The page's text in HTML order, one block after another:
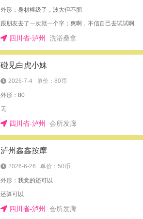
外形：身材棒级了，波大但不肥
跟朋友去了一次就一个字；爽啊，不信自己去试试啊
四川省-泸州 洗浴桑拿
碰见白虎小妹
2026-7-4 单价：80币
外形：80
无
四川省-泸州 会所发廊
泸州鑫鑫按摩
2026-6-26 单价：50币
外形：我觉的还可以
还算可以
四川省-泸州 会所发廊